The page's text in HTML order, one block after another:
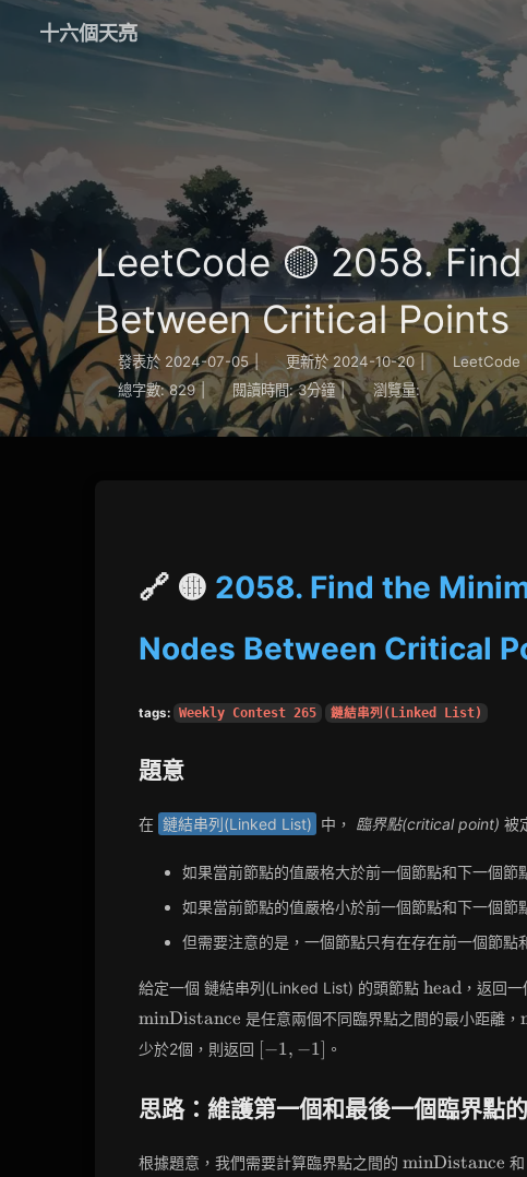
十六個天亮
LeetCode 🟡 2058.
Between Critical Points
發表於 2024-07-05 | 更新於 2024-10-20 LeetCode
總字數: 829 | 閱讀時間: 3分鐘 | 瀏覽量:
🔗 🟡 2058. Find the
Nodes Between Critical
tags: Weekly Contest 265 鏈結串列(Linked List)
題意
在 鏈結串列(Linked List) 中， 臨界點(critical point) 被
如果當前節點的值嚴格大於前一個節點和下一個節
如果當前節點的值嚴格小於前一個節點和下一個節
但需要注意的是，一個節點只有在存在前一個節點
給定一個 鏈結串列(Linked List) 的頭節點 \text{head}
head ，返回
minDistance 是任意兩個不同臨界點之間的最小距離，
少於2個，則返回 [-1,
-1]
−1, −1 。
思路：維護第一個和最後一個臨界點的
根據題意，我們需要計算臨界點之間的 minDistance 和